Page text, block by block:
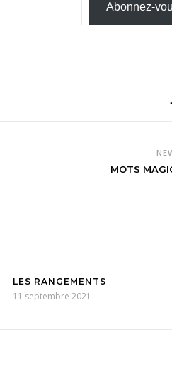
Abonnez-
MOTS
LES RANGEMENTS
11 septembre 2021